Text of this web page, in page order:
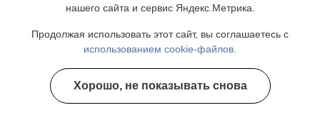
Вся информация на сайте не является публичной
офертой, несёт сугубо информационный характер, и не
проконсультироваться с врачом. Консультационные
услуги, оказываемые по телефону, мессенджерам и в
Полезные курсы
нашего сайта и сервис Яндекс.Метрика.
Продолжая использовать этот сайт, вы соглашаетесь с
использованием cookie-файлов.
Хорошо, не показывать снова